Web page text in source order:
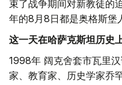
束了战争期间对新教徒的
年的8月8日都是奥格斯堡
这一天在哈萨克斯坦历史
1998年 阔克舍套市瓦里
家、教育家、历史学家乔